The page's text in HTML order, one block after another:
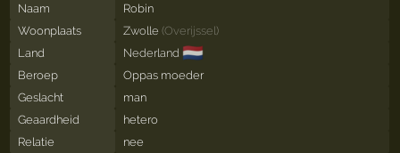
Naam
Robin
Woonplaats
Zwolle (Overijssel)
Land
Nederland 🇳🇱
Beroep
Oppas moeder
Geslacht
man
Geaardheid
hetero
Relatie
nee